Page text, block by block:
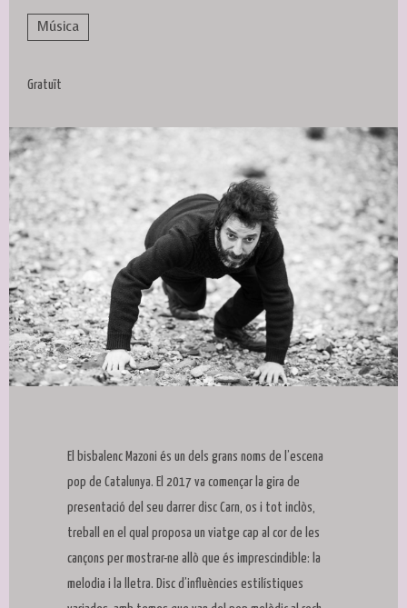
Música
Gratuït
El bisbalenc Mazoni és un dels grans noms de l’escena
pop de Catalunya. El 2017 va començar la gira de
presentació del seu darrer disc Carn, os i tot inclòs,
treball en el qual proposa un viatge cap al cor de les
cançons per mostrar-ne allò que és imprescindible: la
melodia i la lletra. Disc d’influències estilístiques